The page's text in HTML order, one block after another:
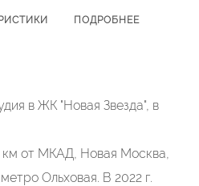
ПОДРОБНЕЕ
в ЖК "Новая Звезда", в
км от МКАД, Новая Москва,
Ольховая. В 2022 г.